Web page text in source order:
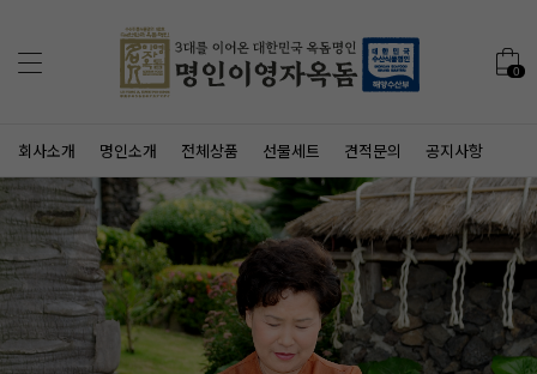
0
회사소개 명인소개 전체상품 선물세트 견적문의 공지사항